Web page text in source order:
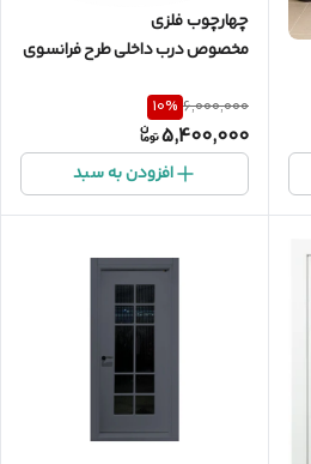
چهارچوب فلزی
مخصوص درب داخلی طرح فرانسوی
6,000,000
10%
5,400,000
افزودن به سبد